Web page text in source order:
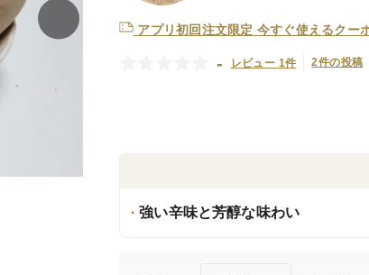
アプリ初回注文限定 今すぐ使えるクー
- レビュー 1件 2件の投稿
強い辛味と芳醇な味わい